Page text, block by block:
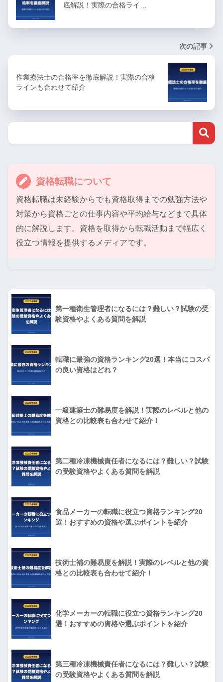
底解説！実際の合格ライ…
次の記事
作業療法士の合格率を徹底解説！実際の合格
ラインも合わせて紹介
資格転職について
資格転職は未経験からでも資格取得までの勉強方法や
対策から資格ごとの仕事内容や平均給与などまで具体
的に解説します。資格を取得から転職活動まで幅広く
役立つ情報を提供するメディアです。
第一種衛生管理者になるには？難しい？試験の受
験資格やよくある質問を解説
転職に最強の資格ランキング20選！本当にコスパ
の良い資格はどれ？
一級建築士の難易度を解説！実際のレベルと他の
資格との比較表も合わせて紹介！
第二種冷凍機械責任者になるには？難しい？試験
の受験資格やよくある質問を解説
食品メーカーの転職に役立つ資格ランキング20
選！おすすめの資格や選ぶポイントを紹介
技術士補の難易度を解説！実際のレベルと他の資
格との比較表も合わせて紹介！
化学メーカーの転職に役立つ資格ランキング20
選！おすすめの資格や選ぶポイントを紹介
第三種冷凍機械責任者になるには？難しい？試験
の受験資格やよくある質問を解説